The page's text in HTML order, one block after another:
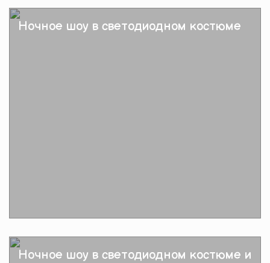
Подробнее
Ночное шоу в светодиодном костюме
Подробнее
Ночное шоу в светодиодном костюме и